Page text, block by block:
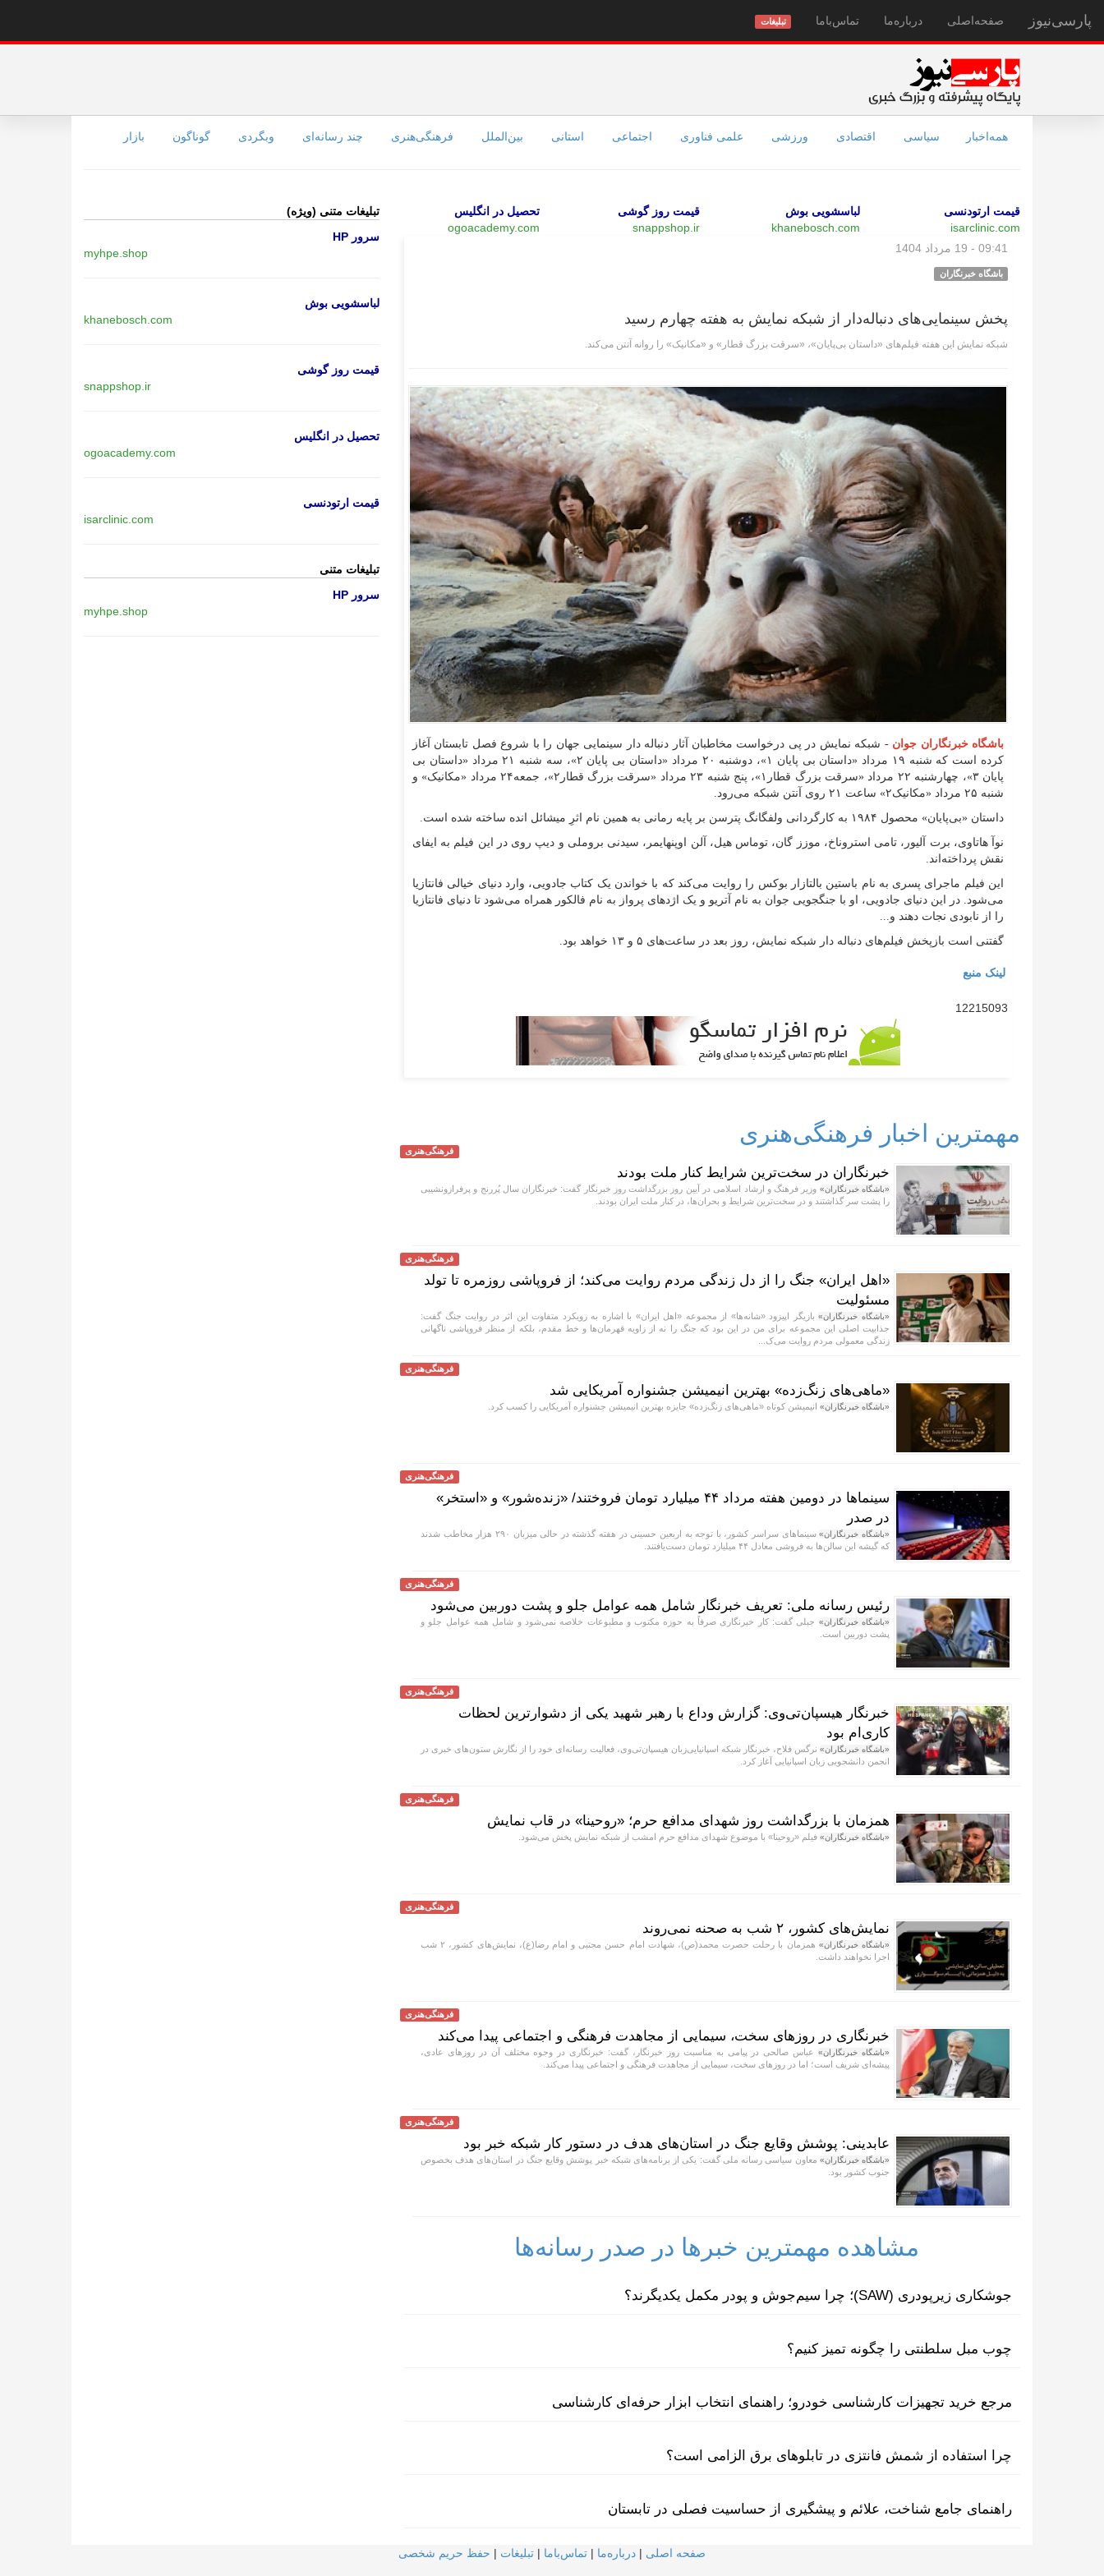
پارسی‌نیوز صفحه‌اصلی درباره‌ما تماس‌با‌ما تبلیغات
همه‌اخبار سیاسی اقتصادی ورزشی علمی فناوری اجتماعی استانی بین‌الملل فرهنگی‌هنری چند رسانه‌ای وبگردی گوناگون بازار
قیمت ارتودنسی
isarclinic.com
لباسشویی بوش
khanebosch.com
قیمت روز گوشی
snappshop.ir
تحصیل در انگلیس
ogoacademy.com
09:41 - 19 مرداد 1404
باشگاه خبرنگاران
پخش سینمایی‌های دنباله‌دار از شبکه نمایش به هفته چهارم رسید
شبکه نمایش این هفته فیلم‌های «داستان بی‌پایان»، «سرقت بزرگ قطار» و «مکانیک» را روانه آنتن می‌کند.
باشگاه خبرنگاران جوان - شبکه نمایش در پی درخواست مخاطبان آثار دنباله دار سینمایی جهان را با شروع فصل تابستان آغاز
کرده است که شنبه ۱۹ مرداد «داستان بی پایان ۱»، دوشنبه ۲۰ مرداد «داستان بی پایان ۲»، سه شنبه ۲۱ مرداد «داستان بی
پایان ۳»، چهارشنبه ۲۲ مرداد «سرقت بزرگ قطار۱»، پنج شنبه ۲۳ مرداد «سرقت بزرگ قطار۲»، جمعه۲۴ مرداد «مکانیک» و
شنبه ۲۵ مرداد «مکانیک۲» ساعت ۲۱ روی آنتن شبکه می‌رود.
داستان «بی‌پایان» محصول ۱۹۸۴ به کارگردانی ولفگانگ پترسن بر پایه رمانی به همین نام اثرِ میشائل انده ساخته شده است.
نوآ هاتاوی، برت آلیور، تامی استروناخ، موزز گان، توماس هیل، آلن اوپنهایمر، سیدنی بروملی و دیپ روی در این فیلم به ایفای
نقش پرداخته‌اند.
این فیلم ماجرای پسری به نام باستین بالتازار بوکس را روایت می‌کند که با خواندن یک کتاب جادویی، وارد دنیای خیالی فانتازیا
می‌شود. در این دنیای جادویی، او با جنگجویی جوان به نام آتریو و یک اژد‌های پرواز به نام فالکور همراه می‌شود تا دنیای فانتازیا
را از نابودی نجات دهند و...
گفتنی است بازپخش فیلم‌های دنباله دار شبکه نمایش، روز بعد در ساعت‌های ۵ و ۱۳ خواهد بود.
لینک منبع
12215093
مهمترین اخبار فرهنگی‌هنری
فرهنگی‌هنری
خبرنگاران در سخت‌ترین شرایط کنار ملت بودند
«باشگاه خبرنگاران» وزیر فرهنگ و ارشاد اسلامی در آیین روز بزرگداشت روز خبرنگار گفت: خبرنگاران سال پُررنج و پرفرازونشیبی
را پشت سر گذاشتند و در سخت‌ترین شرایط و بحران‌ها، در کنار ملت ایران بودند.
فرهنگی‌هنری
«اهل ایران» جنگ را از دل زندگی مردم روایت می‌کند؛ از فروپاشی روزمره تا تولد
مسئولیت
«باشگاه خبرنگاران»بازیگر اپیزود «شانه‌ها» از مجموعه «اهل ایران» با اشاره به رویکرد متفاوت این اثر در روایت جنگ گفت:
جذابیت اصلی این مجموعه برای من در این بود که جنگ را نه از زاویه قهرمان‌ها و خط مقدم، بلکه از منظر فروپاشی ناگهانی
زندگی معمولی مردم روایت می‌ک...
فرهنگی‌هنری
«ماهی‌های زنگ‌زده» بهترین انیمیشن جشنواره آمریکایی شد
«باشگاه خبرنگاران» انیمیشن کوتاه «ماهی‌های زنگ‌زده» جایزه بهترین انیمیشن جشنواره آمریکایی را کسب کرد.
فرهنگی‌هنری
سینماها در دومین هفته‌ مرداد ۴۴ میلیارد تومان فروختند/ «زنده‌شور» و «استخر»
در صدر
«باشگاه خبرنگاران»
سینماهای سراسر کشور، با توجه به اربعین حسینی در هفته‌ گذشته در حالی میزبان ۲۹۰ هزار مخاطب شدند
که گیشه این سالن‌ها به فروشی معادل ۴۴ میلیارد تومان دست‌یافتند.
فرهنگی‌هنری
رئیس رسانه ملی: تعریف خبرنگار شامل همه عوامل جلو و پشت دوربین می‌شود
«باشگاه خبرنگاران» جبلی گفت: کار خبرنگاری صرفاً به حوزه مکتوب و مطبوعات خلاصه نمی‌شود و شامل همه عوامل جلو و
پشت دوربین است.
فرهنگی‌هنری
خبرنگار هیسپان‌تی‌وی: گزارش وداع با رهبر شهید یکی از دشوارترین لحظات
کاری‌ام بود
«باشگاه خبرنگاران» نرگس فلاح، خبرنگار شبکه اسپانیایی‌زبان هیسپان‌تی‌وی، فعالیت رسانه‌ای خود را از نگارش ستون‌های خبری در
انجمن دانشجویی زبان اسپانیایی آغاز کرد.
فرهنگی‌هنری
همزمان با بزرگداشت روز شهدای مدافع حرم؛ «روحینا» در قاب نمایش
«باشگاه خبرنگاران» فیلم «روحینا» با موضوع شهدای مدافع حرم امشب از شبکه نمایش پخش می‌شود.
فرهنگی‌هنری
نمایش‌های کشور، ٢ شب به صحنه نمی‌روند
«باشگاه خبرنگاران»
همزمان با رحلت حصرت محمد(ص)، شهادت امام حسن مجتبی و امام رضا(ع)، نمایش‌های کشور، ٢ شب
اجرا نخواهند داشت.
فرهنگی‌هنری
خبرنگاری در روزهای سخت، سیمایی از مجاهدت فرهنگی و اجتماعی پیدا می‌کند
«باشگاه خبرنگاران»عباس صالحی در پیامی به مناسبت روز خبرنگار، گفت: خبرنگاری در وجوه مختلف آن در روزهای عادی،
پیشه‌ای شریف است؛ اما در روزهای سخت، سیمایی از مجاهدت فرهنگی و اجتماعی پیدا می‌کند.
فرهنگی‌هنری
عابدینی: پوشش وقایع جنگ در استان‌های هدف در دستور کار شبکه خبر بود
«باشگاه خبرنگاران» معاون سیاسی رسانه ملی گفت: یکی از برنامه‌های شبکه خبر پوشش وقایع جنگ در استان‌های هدف بخصوص
جنوب کشور بود.
مشاهده مهمترین خبرها در صدر رسانه‌ها
جوشکاری زیرپودری (SAW)؛ چرا سیم‌جوش و پودر مکمل یکدیگرند؟
چوب مبل سلطنتی را چگونه تمیز کنیم؟
مرجع خرید تجهیزات کارشناسی خودرو؛ راهنمای انتخاب ابزار حرفه‌ای کارشناسی
چرا استفاده از شمش فانتزی در تابلوهای برق الزامی است؟
راهنمای جامع شناخت، علائم و پیشگیری از حساسیت فصلی در تابستان
تبلیغات متنی (ویژه)
سرور HP
myhpe.shop
لباسشویی بوش
khanebosch.com
قیمت روز گوشی
snappshop.ir
تحصیل در انگلیس
ogoacademy.com
قیمت ارتودنسی
isarclinic.com
تبلیغات متنی
سرور HP
myhpe.shop
صفحه اصلی | درباره‌ما | تماس‌با‌ما | تبلیغات | حفظ حریم شخصی